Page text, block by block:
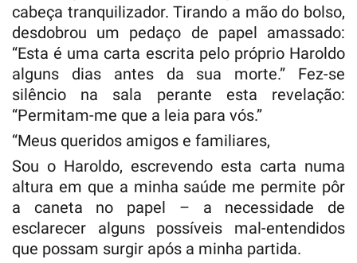
cabeça tranquilizador. Tirando a mão do bolso,
desdobrou um pedaço de papel amassado:
“Esta é uma carta escrita pelo próprio Haroldo
alguns dias antes da sua morte.” Fez-se
silêncio na sala perante esta revelação:
“Permitam-me que a leia para vós.”
“Meus queridos amigos e familiares,
Sou o Haroldo, escrevendo esta carta numa
altura em que a minha saúde me permite pôr
a caneta no papel – a necessidade de
esclarecer alguns possíveis mal-entendidos
que possam surgir após a minha partida.